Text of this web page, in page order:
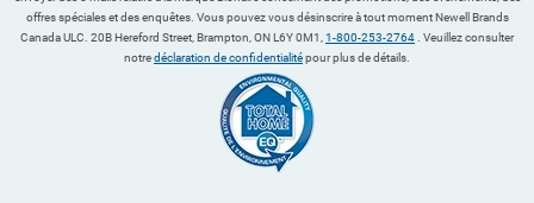
offres spéciales et des enquêtes. Vous pouvez vous désinscrire à tout moment Newell Brands
Canada ULC. 20B Hereford Street, Brampton, ON L6Y 0M1, 1-800-253-2764
. Veuillez consulter
notredéclaration de confidentialitépour plus de détails.